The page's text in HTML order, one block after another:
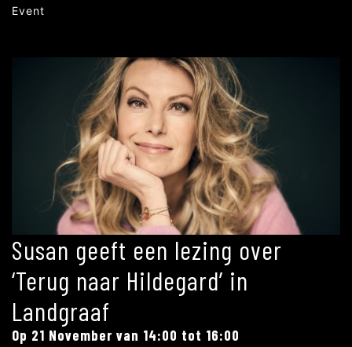
Event
Susan geeft een lezing over
‘Terug naar Hildegard’ in
Landgraaf
Op 21 November van 14:00 tot 16:00